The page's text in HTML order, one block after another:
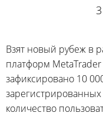
Взят новый рубеж в
платформ MetaTrader
зафиксировано 10
количество